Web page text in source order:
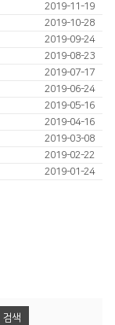
2019-11-19
2019-10-28
2019-09-24
2019-08-23
2019-07-17
2019-06-24
2019-05-16
2019-04-16
2019-03-08
2019-02-22
2019-01-24